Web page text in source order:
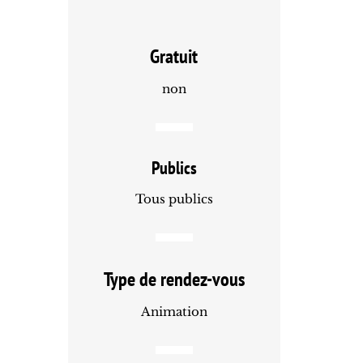
Gratuit
non
Publics
Tous publics
Type de rendez-vous
Animation